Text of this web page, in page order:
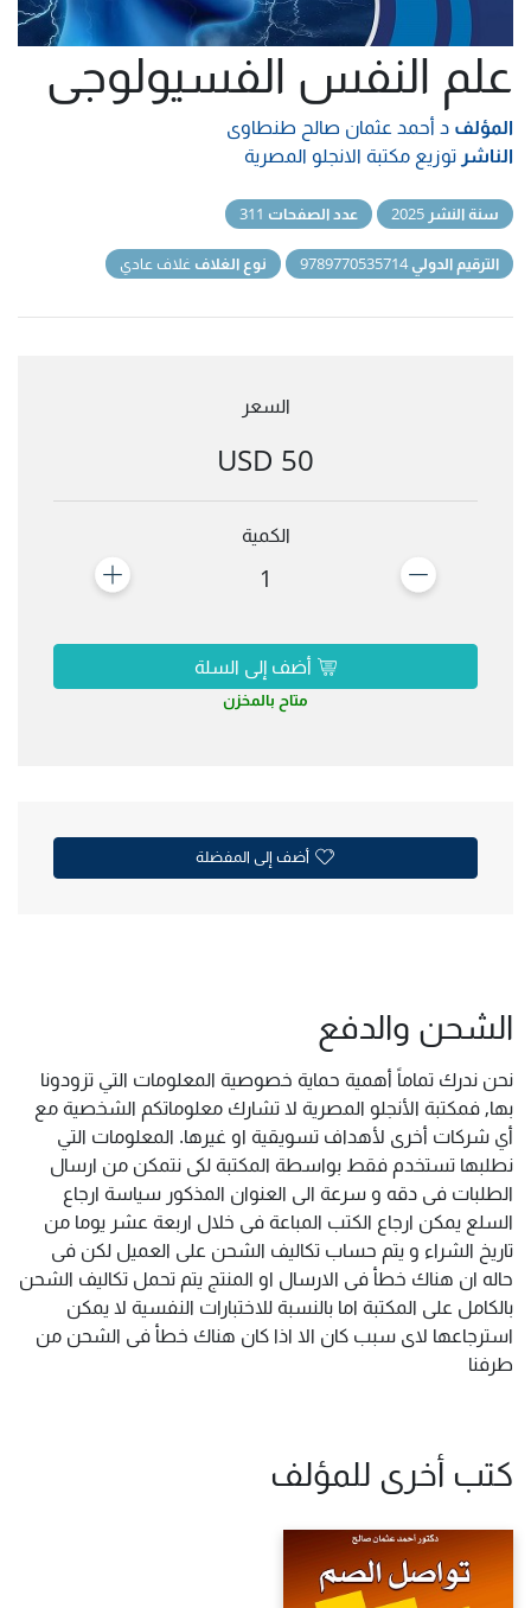
علم النفس الفسيولوجى
المؤلف د أحمد عثمان صالح طنطاوى
الناشر توزيع مكتبة الانجلو المصرية
سنة النشر عدد الصفحات
الترقيم الدولي نوع الغلاف غلاف عادي
السعر
50 USD
الكمية
1
أضف إلى السلة
متاح بالمخزن
أضف إلى المفضلة
الشحن والدفع
نحن ندرك تماماً أهمية حماية خصوصية المعلومات التي تزودونا
بها, فمكتبة الأنجلو المصرية لا تشارك معلوماتكم الشخصية مع
أي شركات أخرى لأهداف تسويقية او غيرها. المعلومات التي
نطلبها تستخدم فقط بواسطة المكتبة لكى نتمكن من ارسال
الطلبات فى دقه و سرعة الى العنوان المذكور سياسة ارجاع
السلع يمكن ارجاع الكتب المباعة فى خلال اربعة عشر يوما من
تاريخ الشراء و يتم حساب تكاليف الشحن على العميل لكن فى
حاله ان هناك خطأ فى الارسال او المنتج يتم تحمل تكاليف الشحن
بالكامل على المكتبة اما بالنسبة للاختبارات النفسية لا يمكن
استرجاعها لاى سبب كان الا اذا كان هناك خطأ فى الشحن من
طرفنا
كتب أخرى للمؤلف